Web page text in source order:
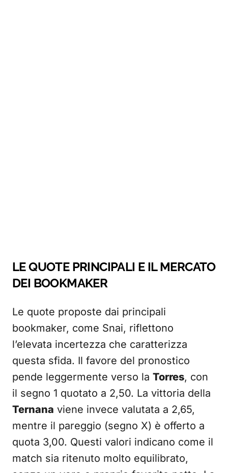
LE QUOTE PRINCIPALI E IL MERCATO
DEI BOOKMAKER
Le quote proposte dai principali
bookmaker, come Snai, riflettono
l’elevata incertezza che caratterizza
questa sfida. Il favore del pronostico
pende leggermente verso la Torres, con
il segno 1 quotato a 2,50. La vittoria della
Ternana viene invece valutata a 2,65,
mentre il pareggio (segno X) è offerto a
quota 3,00. Questi valori indicano come il
match sia ritenuto molto equilibrato,